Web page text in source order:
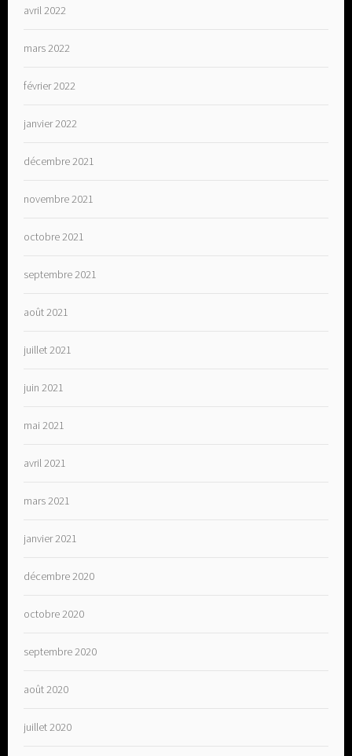
avril 2022
mars 2022
février 2022
janvier 2022
décembre 2021
novembre 2021
octobre 2021
septembre 2021
août 2021
juillet 2021
juin 2021
mai 2021
avril 2021
mars 2021
janvier 2021
décembre 2020
octobre 2020
septembre 2020
août 2020
juillet 2020